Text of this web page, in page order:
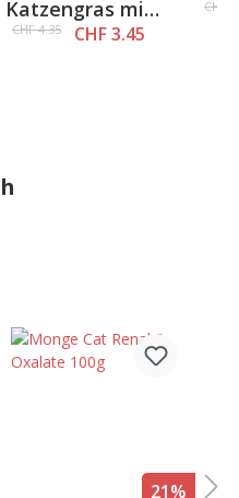
Katzengras mit
natürlicher
CHF 4.35 CHF 3.45
CHF
21%